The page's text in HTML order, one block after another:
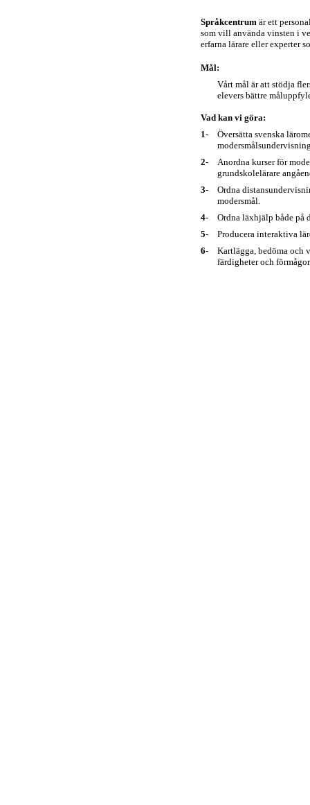
Språkcentrum är ett
som vill använda vinsten i
erfarna lärare eller experter
Mål:
Vårt mål är att stödja
elevers bättre
Vad kan vi göra:
1-
Översätta svenska
2-
Anordna kurser för
grundskolelärare
3-
Ordna
modersmål.
4-
Ordna läxhjälp både på
5-
Producera interaktiva
6-
Kartlägga, bedöma och
färdigheter och